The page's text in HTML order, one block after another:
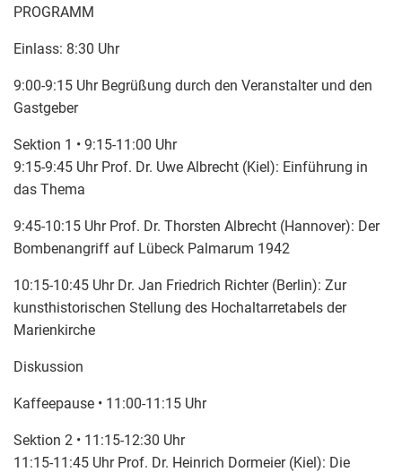
PROGRAMM
Einlass: 8:30 Uhr
9:00-9:15 Uhr Begrüßung durch den Veranstalter und den
Gastgeber
Sektion 1 • 9:15-11:00 Uhr
9:15-9:45 Uhr Prof. Dr. Uwe Albrecht (Kiel): Einführung in
das Thema
9:45-10:15 Uhr Prof. Dr. Thorsten Albrecht (Hannover): Der
Bombenangriff auf Lübeck Palmarum 1942
10:15-10:45 Uhr Dr. Jan Friedrich Richter (Berlin): Zur
kunsthistorischen Stellung des Hochaltarretabels der
Marienkirche
Diskussion
Kaffeepause • 11:00-11:15 Uhr
Sektion 2 • 11:15-12:30 Uhr
11:15-11:45 Uhr Prof. Dr. Heinrich Dormeier (Kiel): Die